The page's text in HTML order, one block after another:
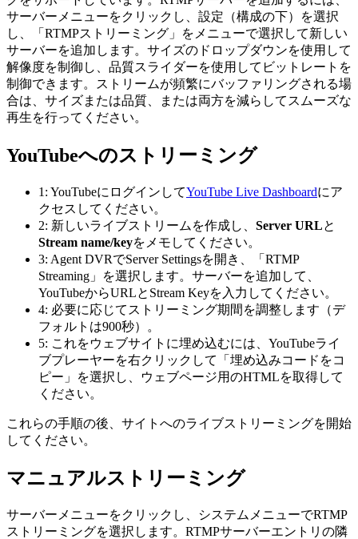
サーバーメニューをクリックし、設定（構成の下）を選択
し、「RTMPストリーミング」をメニューで選択して新しい
サーバーを追加します。サイズのドロップダウンを使用して
解像度を制御し、品質スライダーを使用してビットレートを
制御できます。ストリームが頻繁にバッファリングされる場
合は、サイズまたは品質、または両方を減らしてスムーズな
再生を行ってください。
YouTubeへのストリーミング
1: YouTubeにログインしてYouTube Live Dashboardにア
クセスしてください。
2: 新しいライブストリームを作成し、 Server URLと
Stream name/keyをメモしてください。
3: Agent DVRでServer Settingsを開き、「RTMP
Streaming」を選択します。サーバーを追加して、
YouTubeからURLとStream Keyを入力してください。
4: 必要に応じてストリーミング期間を調整します（デ
フォルトは900秒）。
5: これをウェブサイトに埋め込むには、YouTubeライ
ブプレーヤーを右クリックして「埋め込みコードをコ
ピー」を選択し、ウェブページ用のHTMLを取得して
ください。
これらの手順の後、サイトへのライブストリーミングを開始
してください。
マニュアルストリーミング
サーバーメニューをクリックし、システムメニューでRTMP
ストリーミングを選択します。RTMPサーバーエントリの隣